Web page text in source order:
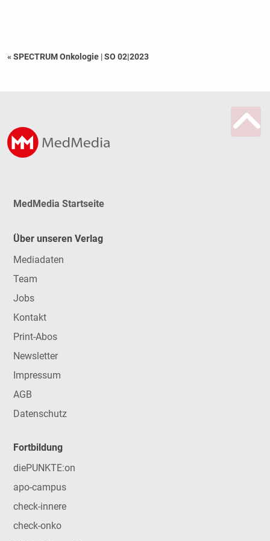
« SPECTRUM Onkologie |SO 02|2023
MedMedia Startseite
Über unseren Verlag
Mediadaten
Team
Jobs
Kontakt
Print-Abos
Newsletter
Impressum
AGB
Datenschutz
Fortbildung
diePUNKTE:on
apo-campus
check-innere
check-onko